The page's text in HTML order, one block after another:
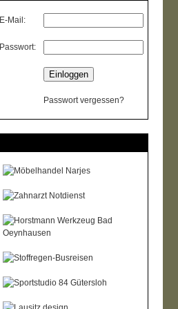
E-Mail:
Passwort:
Passwort vergessen?